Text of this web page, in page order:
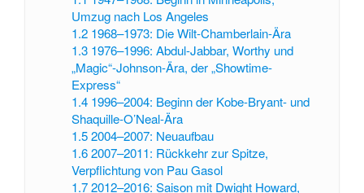
Umzug nach Los Angeles
1.2 1968–1973: Die Wilt-Chamberlain-Ära
1.3 1976–1996: Abdul-Jabbar, Worthy und
„Magic“-Johnson-Ära, der „Showtime-
Express“
1.4 1996–2004: Beginn der Kobe-Bryant- und
Shaquille-O’Neal-Ära
1.5 2004–2007: Neuaufbau
1.6 2007–2011: Rückkehr zur Spitze,
Verpflichtung von Pau Gasol
1.7 2012–2016: Saison mit Dwight Howard,